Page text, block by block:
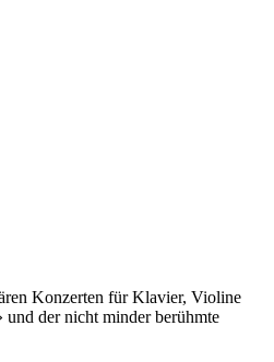
Konzerten für Klavier, Violine
und der nicht minder berühmte